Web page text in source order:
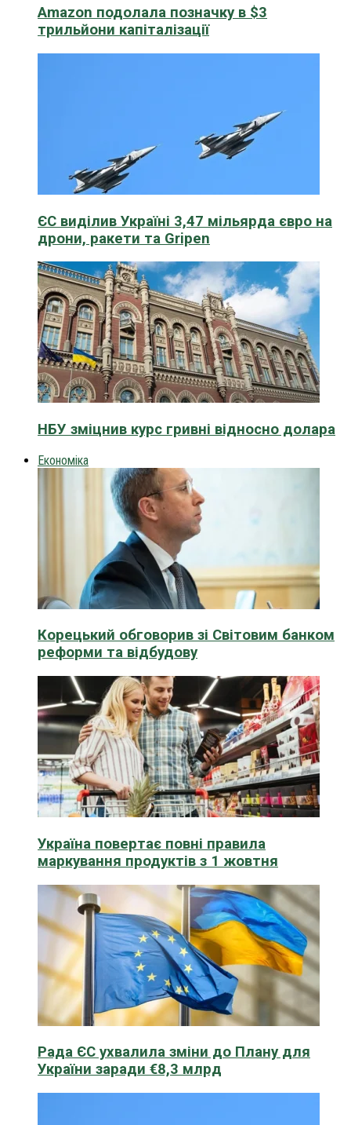
Amazon подолала позначку в $3
трильйони капіталізації
ЄС виділив Україні 3,47 мільярда євро на
дрони, ракети та Gripen
НБУ зміцнив курс гривні відносно долара
Економіка
Корецький обговорив зі Світовим банком
реформи та відбудову
Україна повертає повні правила
маркування продуктів з 1 жовтня
Рада ЄС ухвалила зміни до Плану для
України заради €8,3 млрд